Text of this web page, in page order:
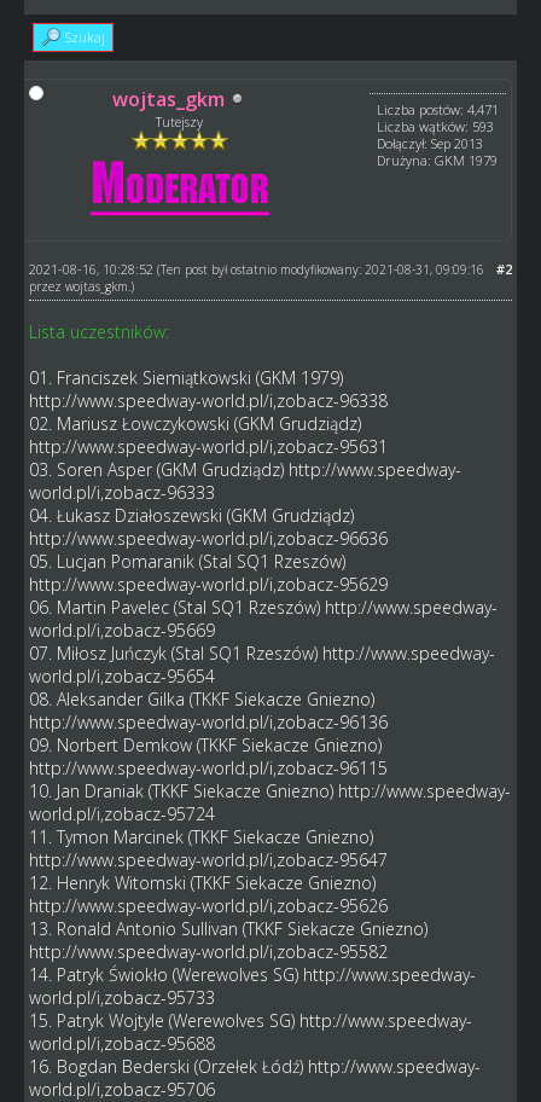
Szukaj
wojtas_gkm
Tutejszy
Liczba postów: 4,471
Liczba wątków: 593
Dołączył: Sep 2013
Drużyna: GKM 1979
#2
2021-08-16, 10:28:52 (Ten post był ostatnio modyfikowany: 2021-08-31, 09:09:16
przez wojtas_gkm .)
Lista uczestników:
01. Franciszek Siemiątkowski (GKM 1979)
http://www.speedway-world.pl/i,zobacz-96338
02. Mariusz Łowczykowski (GKM Grudziądz)
http://www.speedway-world.pl/i,zobacz-95631
03. Soren Asper (GKM Grudziądz) http://www.speedway-
world.pl/i,zobacz-96333
04. Łukasz Działoszewski (GKM Grudziądz)
http://www.speedway-world.pl/i,zobacz-96636
05. Lucjan Pomaranik (Stal SQ1 Rzeszów)
http://www.speedway-world.pl/i,zobacz-95629
06. Martin Pavelec (Stal SQ1 Rzeszów) http://www.speedway-
world.pl/i,zobacz-95669
07. Miłosz Juńczyk (Stal SQ1 Rzeszów) http://www.speedway-
world.pl/i,zobacz-95654
08. Aleksander Gilka (TKKF Siekacze Gniezno)
http://www.speedway-world.pl/i,zobacz-96136
09. Norbert Demkow (TKKF Siekacze Gniezno)
http://www.speedway-world.pl/i,zobacz-96115
10. Jan Draniak (TKKF Siekacze Gniezno) http://www.speedway-
world.pl/i,zobacz-95724
11. Tymon Marcinek (TKKF Siekacze Gniezno)
http://www.speedway-world.pl/i,zobacz-95647
12. Henryk Witomski (TKKF Siekacze Gniezno)
http://www.speedway-world.pl/i,zobacz-95626
13. Ronald Antonio Sullivan (TKKF Siekacze Gniezno)
http://www.speedway-world.pl/i,zobacz-95582
14. Patryk Świokło (Werewolves SG) http://www.speedway-
world.pl/i,zobacz-95733
15. Patryk Wojtyle (Werewolves SG) http://www.speedway-
world.pl/i,zobacz-95688
16. Bogdan Bederski (Orzełek Łódź) http://www.speedway-
world.pl/i,zobacz-95706